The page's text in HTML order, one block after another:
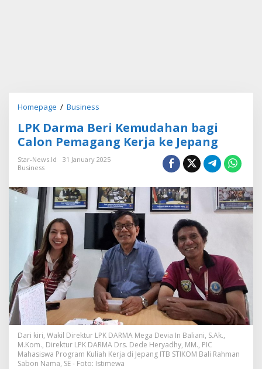
Homepage / Business
K
D
a
r
B
e
r
m
u
d
a
h
a
n
b
a
g
i
LPK Darma Beri Kemudahan bagi
Calon Pemagang Kerja ke Jepang
Star-News.id
31 January 2025
Business
Dari kiri, Wakil Direktur LPK DARMA Mega Devia In Baliani, S.Ak.,
M.Kom., Direktur LPK DARMA Drs. Dede Heryadhy, MM., PIC
Mahasiswa Program Kuliah Kerja di Jepang ITB STIKOM Bali Rahman
Sabon Nama, SE - Foto: Istimewa